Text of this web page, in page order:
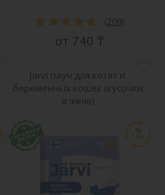
(209)
от 740 ₸
Jarvi пауч для котят и
беременных кошек (кусочки
в желе)